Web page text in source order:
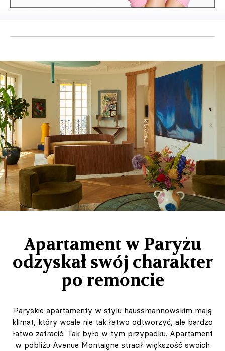
Apartament w Paryżu
odzyskał swój charakter
po remoncie
Paryskie apartamenty w stylu haussmannowskim mają
klimat, który wcale nie tak łatwo odtworzyć, ale bardzo
łatwo zatracić. Tak było w tym przypadku. Apartament
w pobliżu Avenue Montaigne stracił większość swoich